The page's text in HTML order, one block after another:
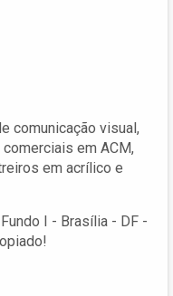
comunicação visual,
em ACM,
em acrílico e
I - Brasília - DF -